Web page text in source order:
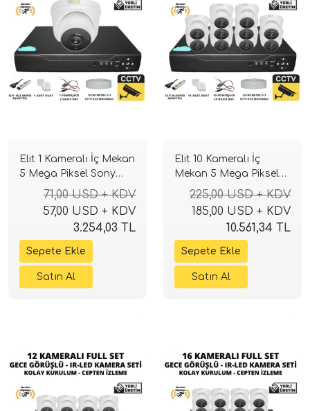
Elit 1 Kameralı İç Mekan
5 Mega Piksel Sony
Lensli Full Paket
Güvenlik Sistemi
71,00 USD + KDV
57,00 USD + KDV
3.254,03 TL
Elit 10 Kameralı İç
Mekan 5 Mega Piksel
Sony Lensli Full Paket
Güvenlik Sistemi
225,00 USD + KDV
185,00 USD + KDV
10.561,34 TL